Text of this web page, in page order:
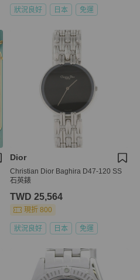
狀況良好 日本 免運
Dior
Christian Dior Baghira D47-120 SS
石英錶
TWD 25,564
現折 800
狀況良好 日本 免運